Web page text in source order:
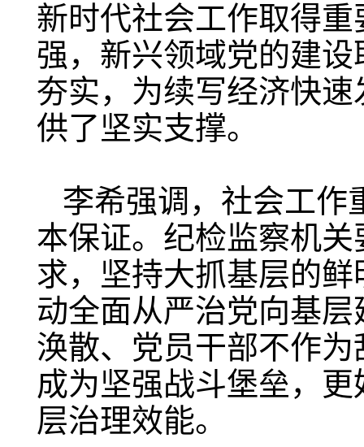
新时代社会工作取得
强，新兴领域党的建
夯实，为续写经济快
供了坚实支撑。
李希强调，社会工作
本保证。纪检监察机
求，坚持大抓基层的
动全面从严治党向基
涣散、党员干部不作
成为坚强战斗堡垒，
层治理效能。